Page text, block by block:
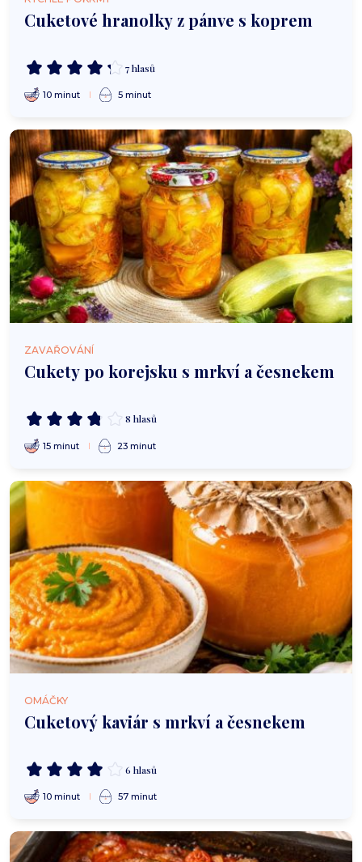
Cuketové hranolky z pánve s koprem
7 hlasů
10 minut 5 minut
ZAVAŘOVÁNÍ
Cukety po korejsku s mrkví a česnekem
8 hlasů
15 minut 23 minut
OMÁČKY
Cuketový kaviár s mrkví a česnekem
6 hlasů
10 minut 57 minut